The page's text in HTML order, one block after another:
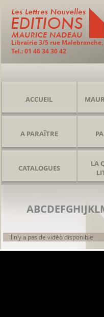
Librairie 3/5 rue Malebranche,
Tel.: 01 46 34 30 42
ACCUEIL
A PARAÎTRE
CATALOGUES
LA
ABCDEFGHIJKL
Il n'y a pas de vidéo disponible